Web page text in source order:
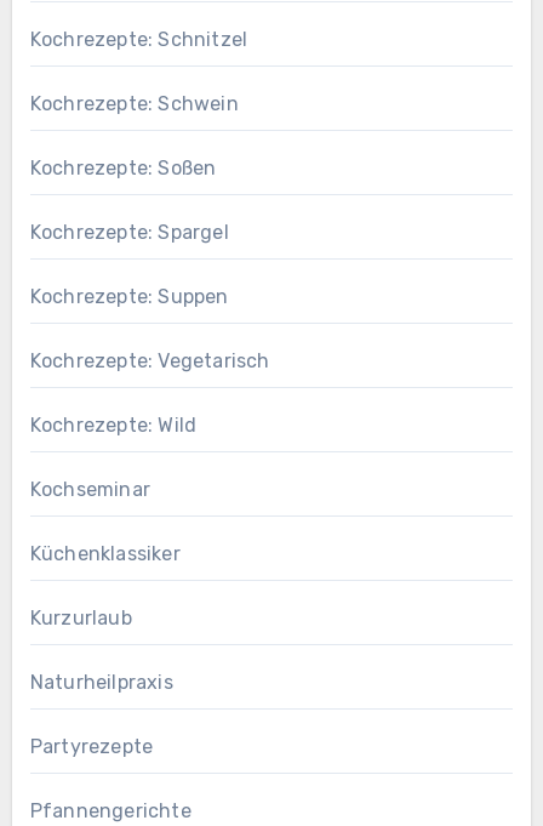
Kochrezepte: Schnitzel
Kochrezepte: Schwein
Kochrezepte: Soßen
Kochrezepte: Spargel
Kochrezepte: Suppen
Kochrezepte: Vegetarisch
Kochrezepte: Wild
Kochseminar
Küchenklassiker
Kurzurlaub
Naturheilpraxis
Partyrezepte
Pfannengerichte